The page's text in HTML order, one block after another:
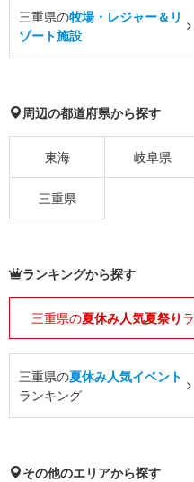
三重県の牧場・レジャー＆リ
ゾート施設
周辺の都道府県から探す
東海 岐阜県
三重県
ランキングから探す
三重県の夏休み人気夏祭り
三重県の夏休み人気イベント
ランキング
その他のエリアから探す